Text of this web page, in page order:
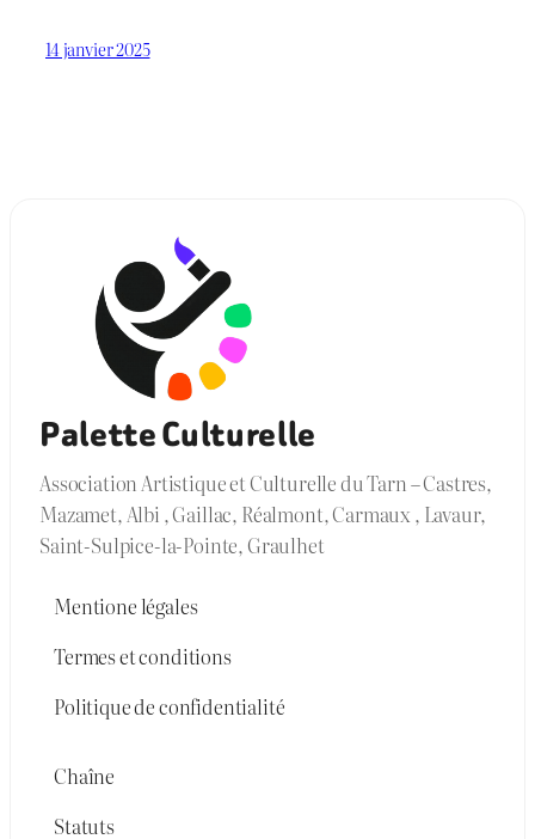
14 janvier 2025
Palette Culturelle
Association Artistique et Culturelle du Tarn – Castres,
Mazamet, Albi , Gaillac, Réalmont, Carmaux , Lavaur,
Saint-Sulpice-la-Pointe, Graulhet
Mentione légales
Termes et conditions
Politique de confidentialité
Chaîne
Statuts